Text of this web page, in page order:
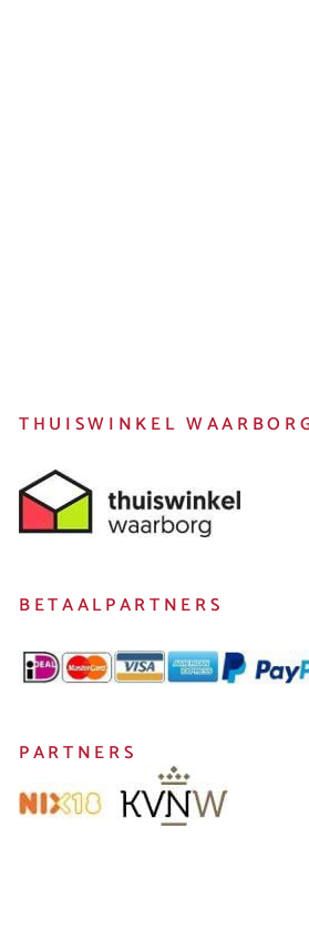
THUISWINKEL
BETAALPARTNERS
PARTNERS